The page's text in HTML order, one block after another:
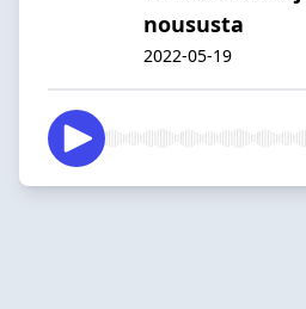
noususta
2022-05-19